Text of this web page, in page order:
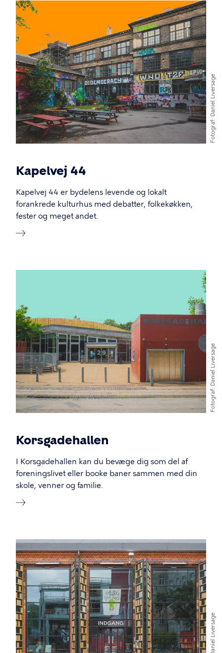
Billede
Fotograf
Daniel Liversage
Kapelvej 44
Kapelvej 44 er bydelens levende og lokalt
forankrede kulturhus med debatter, folkekøkken,
fester og meget andet.
Fotograf
Daniel Liversage
Korsgadehallen
I Korsgadehallen kan du bevæge dig som del af
foreningslivet eller booke baner sammen med din
skole, venner og familie.
Billede
Daniel Liversage